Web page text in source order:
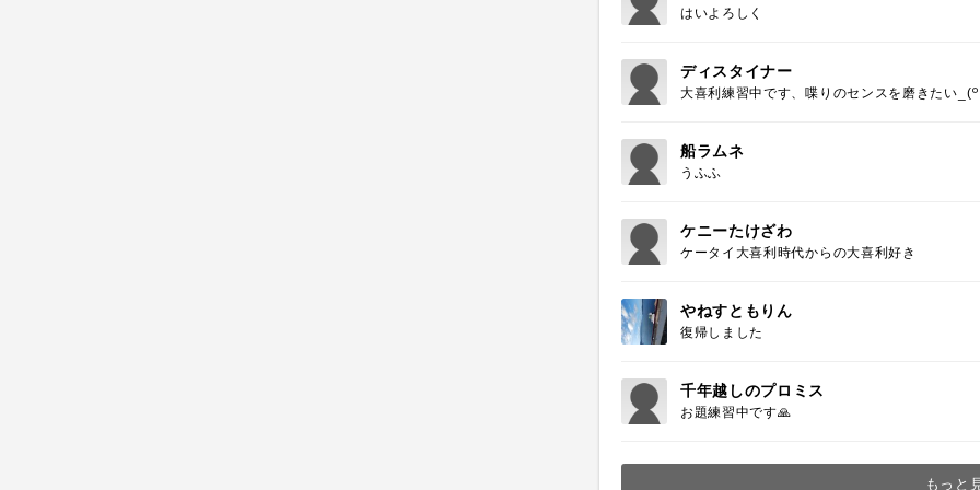
はいよろしく
ディスタイナー
大喜利練習中です、喋りのセンスを磨きたい
船ラムネ
うふふ
ケニーたけざわ
ケータイ大喜利時代からの大喜利好き
やねすともりん
復帰しました
千年越しのプロミス
お題練習中です🙏
もっと